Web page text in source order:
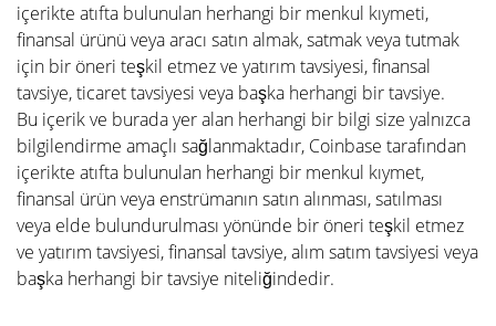
içerikte atıfta bulunulan herhangi bir menkul kıymeti,
finansal ürünü veya aracı satın almak, satmak veya tutmak
için bir öneri teşkil etmez ve yatırım tavsiyesi, finansal
tavsiye, ticaret tavsiyesi veya başka herhangi bir tavsiye.
Bu içerik ve burada yer alan herhangi bir bilgi size yalnızca
bilgilendirme amaçlı sağlanmaktadır, Coinbase tarafından
içerikte atıfta bulunulan herhangi bir menkul kıymet,
finansal ürün veya enstrümanın satın alınması, satılması
veya elde bulundurulması yönünde bir öneri teşkil etmez
ve yatırım tavsiyesi, finansal tavsiye, alım satım tavsiyesi veya
başka herhangi bir tavsiye niteliğindedir.